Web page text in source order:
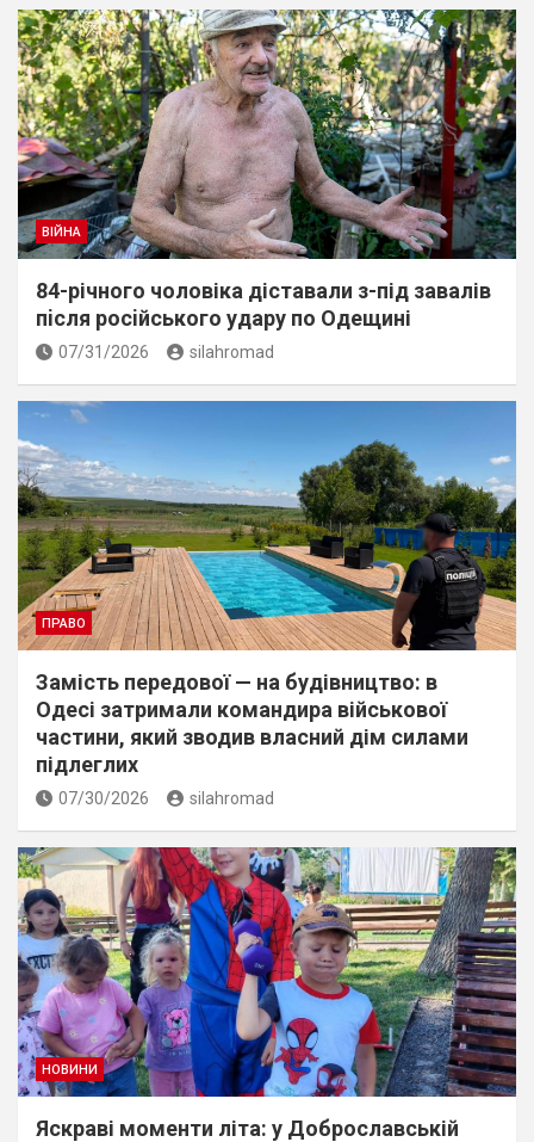
ВІЙНА
84-річного чоловіка діставали з-під завалів
пiсля росiйського удару по Одещині
07/31/2026 silahromad
ПРАВО
Замість передової — на будівництво: в
Одесі затримали командира військової
частини, який зводив власний дім силами
підлеглих
07/30/2026 silahromad
НОВИНИ
Яскраві моменти літа: у Доброславській